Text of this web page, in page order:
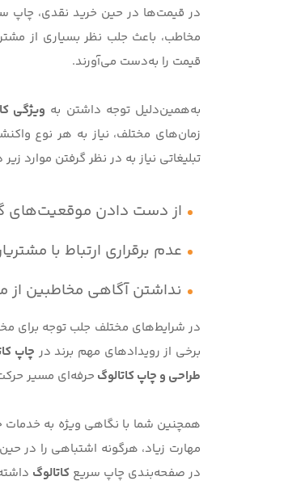
در قیمت‌ها در حین خرید نقدی، چاپ
مخاطب، باعث جلب نظر بسیاری از
قیمت را به‌دست می‌آورند.
به‌همین‌دلیل توجه داشتن به ویژگی
زمان‌های مختلف، نیاز به هر نوع
تبلیغاتی نیاز به در نظر گرفتن موارد زیر
از دست دادن موقعیت‌های
عدم برقراری ارتباط با
نداشتن آگاهی مخاطبین
در شرایط‌های مختلف جلب توجه برای
برخی از رویدادهای مهم برند در چاپ
طراحی و چاپ کاتالوگ حرفه‌ای مسیر
همچنین شما با نگاهی ویژه به خدمات
مهارت زیاد، هرگونه اشتباهی را در
در صفحه‌بندی چاپ سریع کاتالوگ